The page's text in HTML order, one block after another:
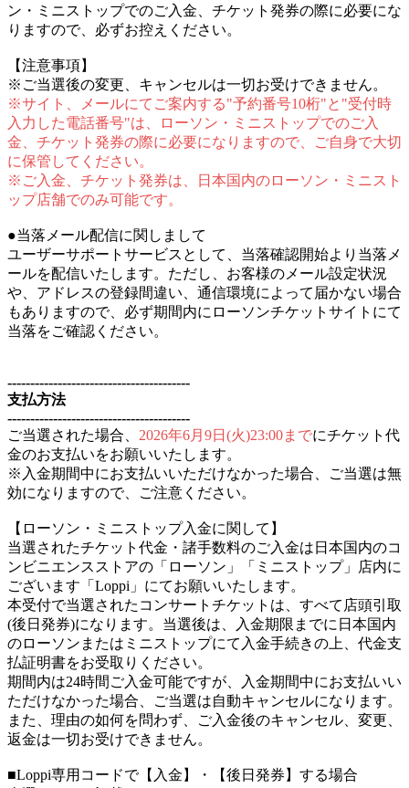
ン・ミニストップでのご入金、チケット発券の際に必要にな
りますので、必ずお控えください。
【注意事項】
※ご当選後の変更、キャンセルは一切お受けできません。
※サイト、メールにてご案内する"予約番号10桁"と"受付時
入力した電話番号"は、ローソン・ミニストップでのご入
金、チケット発券の際に必要になりますので、ご自身で大切
に保管してください。
※ご入金、チケット発券は、日本国内のローソン・ミニスト
ップ店舗でのみ可能です。
●当落メール配信に関しまして
ユーザーサポートサービスとして、当落確認開始より当落メ
ールを配信いたします。ただし、お客様のメール設定状況
や、アドレスの登録間違い、通信環境によって届かない場合
もありますので、必ず期間内にローソンチケットサイトにて
当落をご確認ください。
----------------------------------------
支払方法
----------------------------------------
ご当選された場合、 2026年6月9日(火)23:00までにチケット代
金のお支払いをお願いいたします。
※入金期間中にお支払いいただけなかった場合、ご当選は無
効になりますので、ご注意ください。
【ローソン・ミニストップ入金に関して】
当選されたチケット代金・諸手数料のご入金は日本国内のコ
ンビニエンスストアの「ローソン」「ミニストップ」店内に
ございます「Loppi」にてお願いいたします。
本受付で当選されたコンサートチケットは、すべて店頭引取
(後日発券)になります。当選後は、入金期限までに日本国内
のローソンまたはミニストップにて入金手続きの上、代金支
払証明書をお受取りください。
期間内は24時間ご入金可能ですが、入金期間中にお支払いい
ただけなかった場合、ご当選は自動キャンセルになります。
また、理由の如何を問わず、ご入金後のキャンセル、変更、
返金は一切お受けできません。
■Loppi専用コードで【入金】・【後日発券】する場合